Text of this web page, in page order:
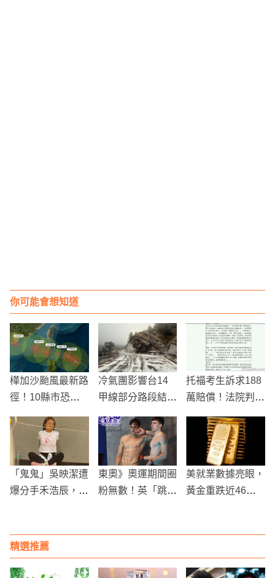
你可能會想知道
樺加沙颱風最新路
徑！10縣市恐達
級風雨最強時段曝
冷氣團影響台14
甲線部分路段結
通管制提醒
托福考生訴求188
萬賠償！法院判決
「鬼鬼」吳映潔遭
爆分手禾浩辰，結
東奧》奧運期間圈
粉無數！英「跳水
美就業數據亮眼，
黃金重跌近46美
精選推薦